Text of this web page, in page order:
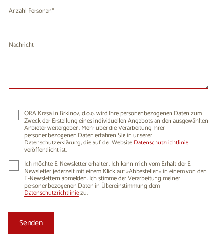
Anzahl Personen
Nachricht
ORA Krasa in Brkinov, d.o.o. wird Ihre personenbezogenen Daten zum
Zweck der Erstellung eines individuellen Angebots an den ausgewählten
Anbieter weitergeben. Mehr über die Verarbeitung Ihrer
personenbezogenen Daten erfahren Sie in unserer
Datenschutzerklärung, die auf der WebsiteDatenschutzrichtlinie
veröffentlicht ist.
Ich möchte E-Newsletter erhalten. Ich kann mich vom Erhalt der E-
Newsletter jederzeit mit einem Klick auf »Abbestellen« in einem von den
E-Newslettern abmelden. Ich stimme der Verarbeitung meiner
personenbezogenen Daten in Übereinstimmung dem
Datenschutzrichtliniezu.